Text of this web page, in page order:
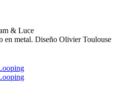
& Luce
en metal. Diseño Olivier Toulouse